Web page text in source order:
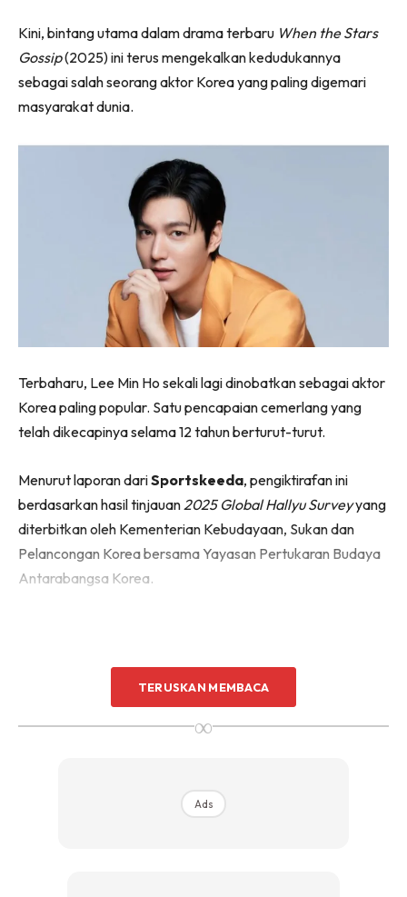
Kini, bintang utama dalam drama terbaru When the Stars
Gossip(2025) ini terus mengekalkan kedudukannya
sebagai salah seorang aktor Korea yang paling digemari
masyarakat dunia.
Terbaharu, Lee Min Ho sekali lagi dinobatkan sebagai aktor
Korea paling popular. Satu pencapaian cemerlang yang
telah dikecapinya selama 12 tahun berturut-turut.
Menurut laporan dariSportskeeda, pengiktirafan ini
berdasarkan hasil tinjauan2025 Global Hallyu Surveyyang
diterbitkan oleh Kementerian Kebudayaan, Sukan dan
Pelancongan Korea bersama Yayasan Pertukaran Budaya
Antarabangsa Korea.
Ads
TERUSKAN MEMBACA
∞
Ads